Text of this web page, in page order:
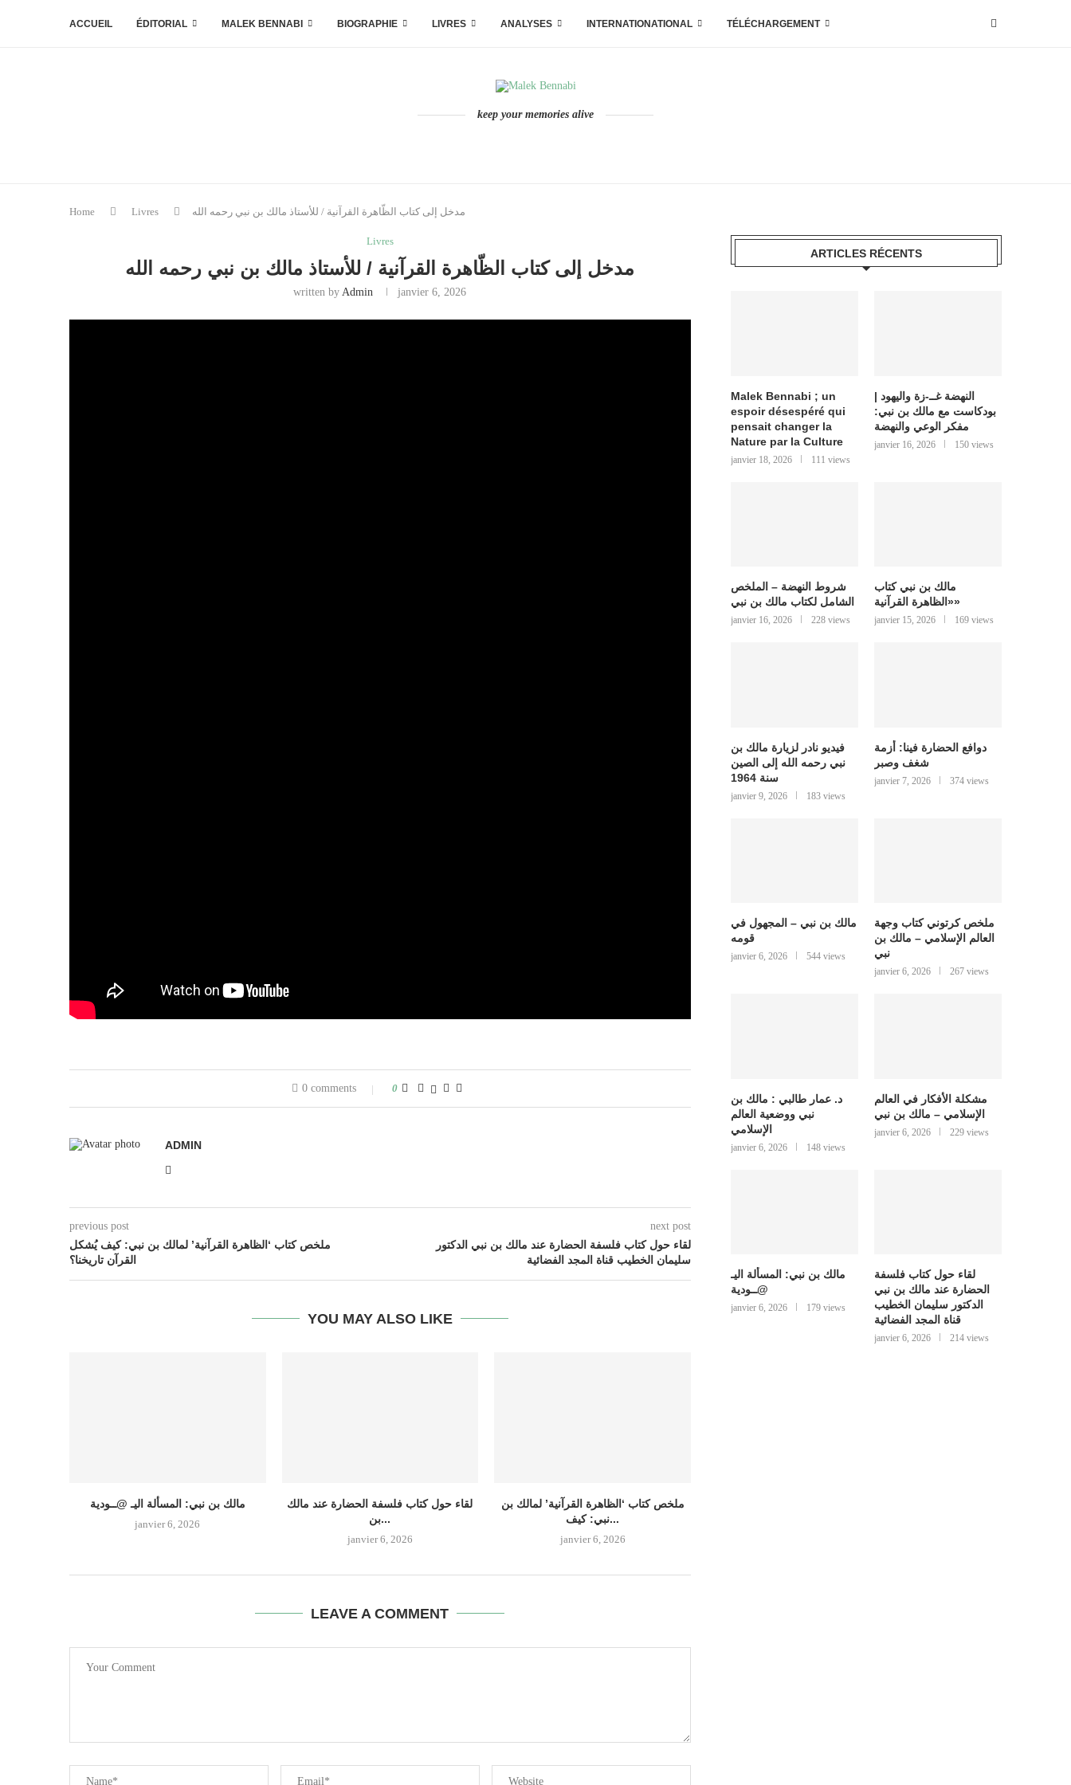
ACCUEIL ÉDITORIAL MALEK BENNABI BIOGRAPHIE LIVRES ANALYSES INTERNATIONATIONAL TÉLÉCHARGEMENT
keep your memories alive
Home Livres مدخل إلى كتاب الظّاهرة القرآنية / للأستاذ مالك بن نبي رحمه الله
Livres
مدخل إلى كتاب الظّاهرة القرآنية / للأستاذ مالك بن نبي رحمه الله
written byAdmin janvier 6, 2026
0 comments 0
ADMIN
previous post
ملخص كتاب ‘الظاهرة القرآنية’ لمالك بن نبي: كيف يُشكل
القرآن تاريخنا؟
next post
لقاء حول كتاب فلسفة الحضارة عند مالك بن نبي الدكتور
سليمان الخطيب قناة المجد الفضائية
YOU MAY ALSO LIKE
مالك بن نبي: المسألة اليـ @ــودية
janvier 6, 2026
لقاء حول كتاب فلسفة الحضارة عند مالك
بن...
janvier 6, 2026
ملخص كتاب ‘الظاهرة القرآنية’ لمالك بن
نبي: كيف...
janvier 6, 2026
LEAVE A COMMENT
ARTICLES RÉCENTS
Malek Bennabi ; un
espoir désespéré qui
pensait changer la
Nature par la Culture
janvier 18, 2026 111 views
النهضة غــ-زة واليهود |
بودكاست مع مالك بن نبي:
مفكر الوعي والنهضة
janvier 16, 2026 150 views
شروط النهضة – الملخص
الشامل لكتاب مالك بن نبي
janvier 16, 2026 228 views
مالك بن نبي كتاب
«الظاهرة القرآنية»
janvier 15, 2026 169 views
فيديو نادر لزيارة مالك بن
نبي رحمه الله إلى الصين
سنة 1964
janvier 9, 2026 183 views
دوافع الحضارة فينا: أزمة
شغف وصبر
janvier 7, 2026 374 views
مالك بن نبي – المجهول في
قومه
janvier 6, 2026 544 views
ملخص كرتوني كتاب وجهة
العالم الإسلامي – مالك بن
نبي
janvier 6, 2026 267 views
د. عمار طالبي : مالك بن
نبي ووضعية العالم
الإسلامي
janvier 6, 2026 148 views
مشكلة الأفكار في العالم
الإسلامي – مالك بن نبي
janvier 6, 2026 229 views
مالك بن نبي: المسألة اليـ
@ــودية
janvier 6, 2026 179 views
لقاء حول كتاب فلسفة
الحضارة عند مالك بن نبي
الدكتور سليمان الخطيب
قناة المجد الفضائية
janvier 6, 2026 214 views